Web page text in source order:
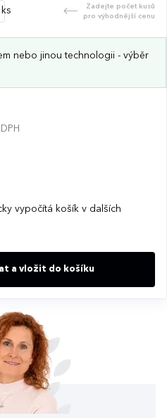
ks
Zadejte počet kusů
pro výhodnější cenu
nebo jinou technologii - výběr
vypočítá košík v dalších
a vložit do košíku